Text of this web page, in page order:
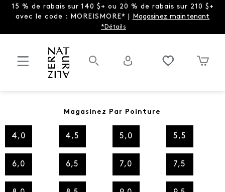
15 % de rabais sur 140 $+ ou 20 % de rabais sur 210 $+
avec le code : MOREISMORE* | Magasinez maintenant
*Détails
Magasinez Par Pointure
4,0 4,5 5,0 5,5
6,0 6,5 7,0 7,5